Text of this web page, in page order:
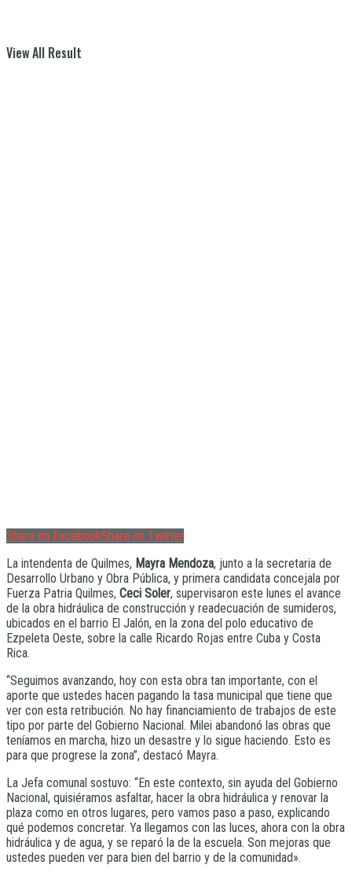
View All Result
Share on FacebookShare on Twitter
La intendenta de Quilmes, Mayra Mendoza, junto a la secretaria de
Desarrollo Urbano y Obra Pública, y primera candidata concejala por
Fuerza Patria Quilmes, Ceci Soler, supervisaron este lunes el avance
de la obra hidráulica de construcción y readecuación de sumideros,
ubicados en el barrio El Jalón, en la zona del polo educativo de
Ezpeleta Oeste, sobre la calle Ricardo Rojas entre Cuba y Costa
Rica.
“Seguimos avanzando, hoy con esta obra tan importante, con el
aporte que ustedes hacen pagando la tasa municipal que tiene que
ver con esta retribución. No hay financiamiento de trabajos de este
tipo por parte del Gobierno Nacional. Milei abandonó las obras que
teníamos en marcha, hizo un desastre y lo sigue haciendo. Esto es
para que progrese la zona”, destacó Mayra.
La Jefa comunal sostuvo: “En este contexto, sin ayuda del Gobierno
Nacional, quisiéramos asfaltar, hacer la obra hidráulica y renovar la
plaza como en otros lugares, pero vamos paso a paso, explicando
qué podemos concretar. Ya llegamos con las luces, ahora con la obra
hidráulica y de agua, y se reparó la de la escuela. Son mejoras que
ustedes pueden ver para bien del barrio y de la comunidad».